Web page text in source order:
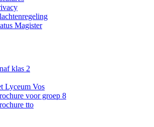
Magister
klas 2
Lyceum Vos
voor groep 8
tto